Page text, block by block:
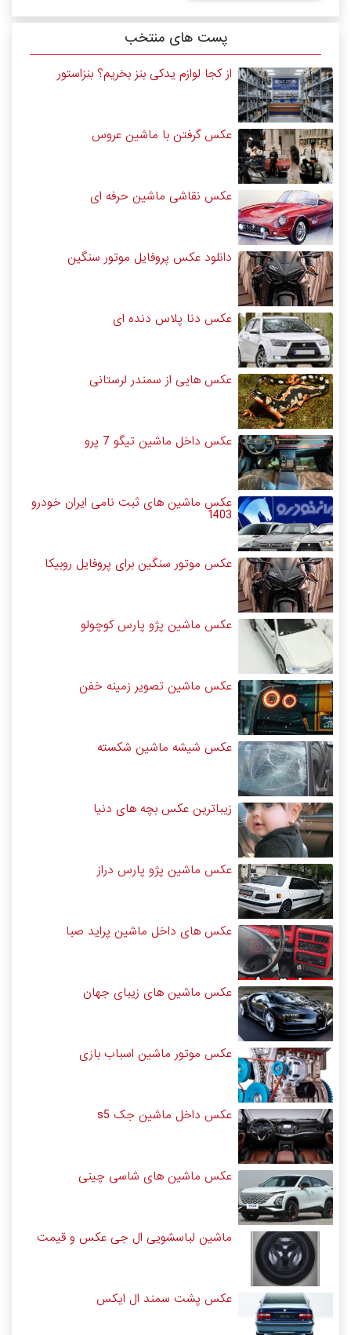
پست های منتخب
از کجا لوازم یدکی بنز بخریم؟ بنزاستور
عکس گرفتن با ماشین عروس
عکس نقاشی ماشین حرفه ای
دانلود عکس پروفایل موتور سنگین
عکس دنا پلاس دنده ای
عکس هایی از سمندر لرستانی
عکس داخل ماشین تیگو 7 پرو
عکس ماشین های ثبت نامی ایران خودرو
1403
عکس موتور سنگین برای پروفایل روبیکا
عکس ماشین پژو پارس کوچولو
عکس ماشین تصویر زمینه خفن
عکس شیشه ماشین شکسته
زیباترین عکس بچه های دنیا
عکس ماشین پژو پارس دراز
عکس های داخل ماشین پراید صبا
عکس ماشین های زیبای جهان
عکس موتور ماشین اسباب بازی
عکس داخل ماشین جک s5
عکس ماشین های شاسی چینی
ماشین لباسشویی ال جی عکس و قیمت
عکس پشت سمند ال ایکس